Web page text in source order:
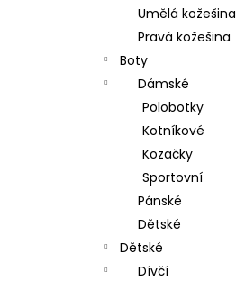
Umělá kožešina
Pravá kožešina
Boty
Dámské
Polobotky
Kotníkové
Kozačky
Sportovní
Pánské
Dětské
Dětské
Dívčí